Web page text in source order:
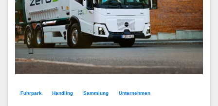
Fuhrpark Handling Sammlung Unternehmen